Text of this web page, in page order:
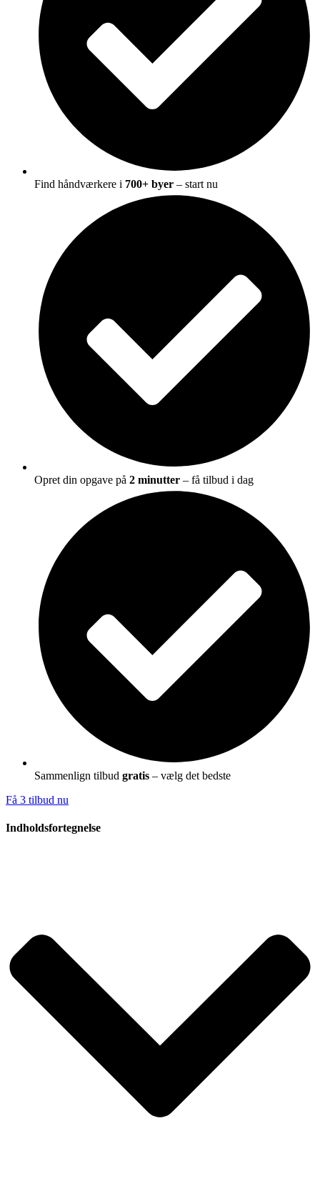
Find håndværkere i 700+ byer – start nu
Opret din opgave på 2 minutter – få tilbud i dag
Sammenlign tilbud gratis – vælg det bedste
Få 3 tilbud nu
Indholdsfortegnelse